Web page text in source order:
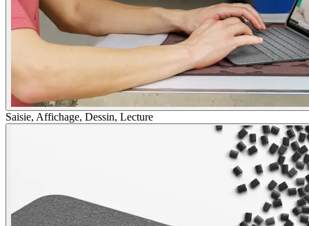
Saisie, Affichage, Dessin, Lecture